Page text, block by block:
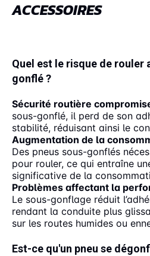
ACCESSOIRES
Quel est le risque de rouler
gonflé ?
Sécurité routière
sous-gonflé, il perd de son
stabilité, réduisant ainsi le
Augmentation de la
Des pneus sous-gonflés
pour rouler, ce qui entraîne
significative de la
Problèmes affectant la
Le sous-gonflage réduit
rendant la conduite plus
sur les routes humides ou
Est-ce qu'un pneu se